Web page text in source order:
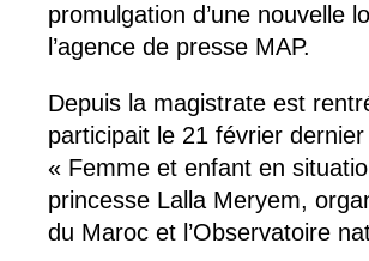
promulgation d’une nouvelle
l’agence de presse MAP.
Depuis la magistrate est
participait le 21 février
« Femme et enfant en
princesse Lalla Meryem,
du Maroc et l’Observatoire